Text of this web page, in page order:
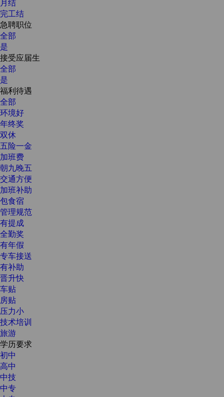
月结
完工结
急聘职位
全部
是
接受应届生
全部
是
福利待遇
全部
环境好
年终奖
双休
五险一金
加班费
朝九晚五
交通方便
加班补助
包食宿
管理规范
有提成
全勤奖
有年假
专车接送
有补助
晋升快
车贴
房贴
压力小
技术培训
旅游
学历要求
初中
高中
中技
中专